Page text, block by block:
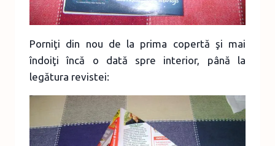
Porniţi din nou de la prima copertă şi mai
îndoiţi încă o dată spre interior, până la
legătura revistei: